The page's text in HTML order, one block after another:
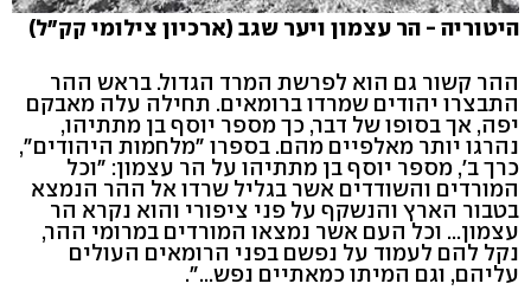
היטוריה - הר עצמון ויער שגב (ארכיון צילומי קק"ל)
ההר קשור גם הוא לפרשת המרד הגדול. בראש ההר
התבצרו יהודים שמרדו ברומאים. תחילה עלה מאבקם
יפה, אך בסופו של דבר, כך מספר יוסף בן מתתיהו,
נהרגו יותר מאלפיים מהם. בספרו "מלחמות היהודים",
כרך ב', מספר יוסף בן מתתיהו על הר עצמון: "וכל
המורדים והשודדים אשר בגליל שרדו אל ההר הנמצא
בטבור הארץ והנשקף על פני ציפורי והוא נקרא הר
עצמון... וכל העם אשר נמצאו המורדים במרומי ההר,
נקל להם לעמוד על נפשם בפני הרומאים העולים
עליהם, וגם המיתו כמאתיים נפש...".